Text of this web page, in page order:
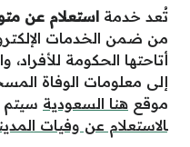
تُعد خدمة استعلام عن
من ضمن الخدمات
أتاحتها الحكومة
إلى معلومات الوفاة
موقع هنا السعودية
ـالاستعلام عن وفيات